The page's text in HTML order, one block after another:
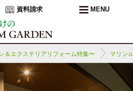
資料請求 MENU
＆エクステリアリフォーム特集〜 マリン